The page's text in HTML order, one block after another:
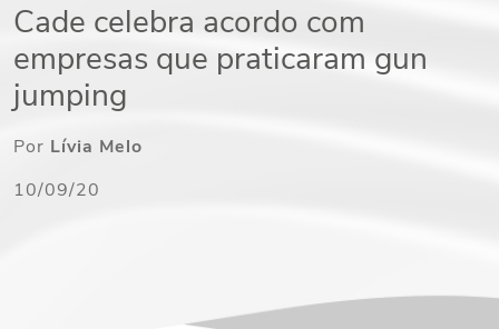
Cade celebra acordo com
empresas que praticaram gun
jumping
Por Lívia Melo
10/09/20